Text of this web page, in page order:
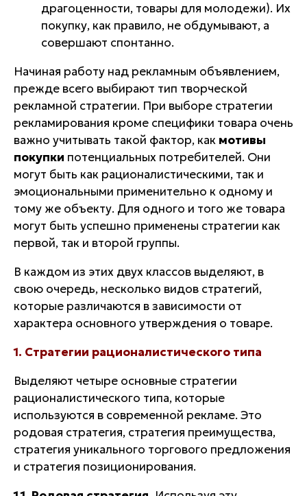
драгоценности, товары для молодежи). Их
покупку, как правило, не обдумывают, а
совершают спонтанно.
Начиная работу над рекламным объявлением,
прежде всего выбирают тип творческой
рекламной стратегии. При выборе стратегии
рекламирования кроме специфики товара очень
важно учитывать такой фактор, как мотивы
покупки потенциальных потребителей. Они
могут быть как рационалистическими, так и
эмоциональными применительно к одному и
тому же объекту. Для одного и того же товара
могут быть успешно применены стратегии как
первой, так и второй группы.
В каждом из этих двух классов выделяют, в
свою очередь, несколько видов стратегий,
которые различаются в зависимости от
характера основного утверждения о товаре.
1. Стратегии рационалистического типа
Выделяют четыре основные стратегии
рационалистического типа, которые
используются в современной рекламе. Это
родовая стратегия, стратегия преимущества,
стратегия уникального торгового предложения
и стратегия позиционирования.